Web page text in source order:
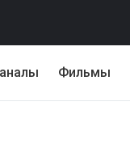
Фильмы